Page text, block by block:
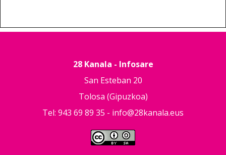
28 Kanala - Infosare
San Esteban 20
Tolosa (Gipuzkoa)
Tel: 943 69 89 35 - info@28kanala.eus